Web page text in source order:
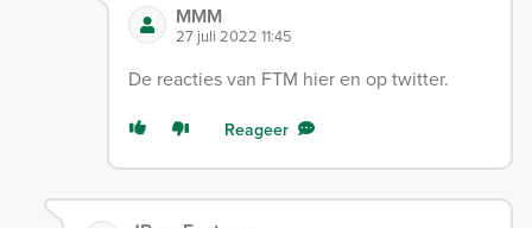
MMM
27 juli 2022 11:45
De reacties van FTM hier en op twitter.
Reageer